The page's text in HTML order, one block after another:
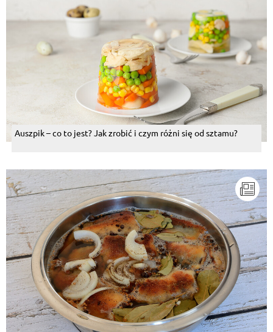
Auszpik – co to jest? Jak zrobić i czym różni się od sztamu?